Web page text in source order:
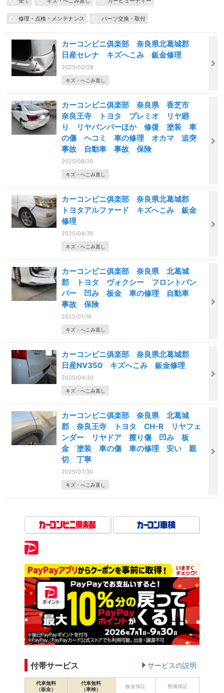
修理・点検・メンテナンス パーツ交換・取付
カーコンビニ俱楽部 奈良県北葛城郡
日産セレナ キズへこみ 鈑金修理
2025/02/28
キズ・へこみ直し
カーコンビニ俱楽部 奈良県 香芝市
奈良王寺 トヨタ プレミオ リヤ廻
り リヤバンパーほか 修復 塗装 車
の傷 ヘコミ 車の修理 オカマ 追突
事故 自動車 事故 保険
2025/08/30
キズ・へこみ直し
カーコンビニ俱楽部 奈良県北葛城郡
トヨタアルファード キズへこみ 鈑金
修理
2025/04/30
キズ・へこみ直し
カーコンビニ俱楽部 奈良県 北葛城
郡 トヨタ ヴォクシー フロントバン
パー 凹み 板金 車の修理 自動車
事故 保険
2025/01/16
キズ・へこみ直し
カーコンビニ俱楽部 奈良県北葛城郡
日産NV350 キズへこみ 鈑金修理
2025/04/30
キズ・へこみ直し
カーコンビニ俱楽部 奈良県 北葛城
郡 奈良王寺 トヨタ CH-R リヤフェ
ンダー リヤドア 擦り傷 凹み 板
金 塗装 車の傷 車の修理 安い 親
切 丁寧
2025/07/30
キズ・へこみ直し
付帯サービス サービスの説明
代車無料
（板金）
代車無料
（車検）
板金保証 整備保証